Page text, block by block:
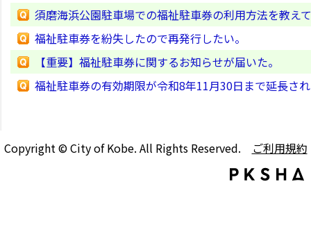
須磨海浜公園駐車場での福祉駐車券の利用方法を教え
福祉駐車券を紛失したので再発行したい。
【重要】福祉駐車券に関するお知らせが届いた。
福祉駐車券の有効期限が令和8年11月30日まで延長さ
Copyright © City of Kobe. All Rights Reserved. ご利用規約